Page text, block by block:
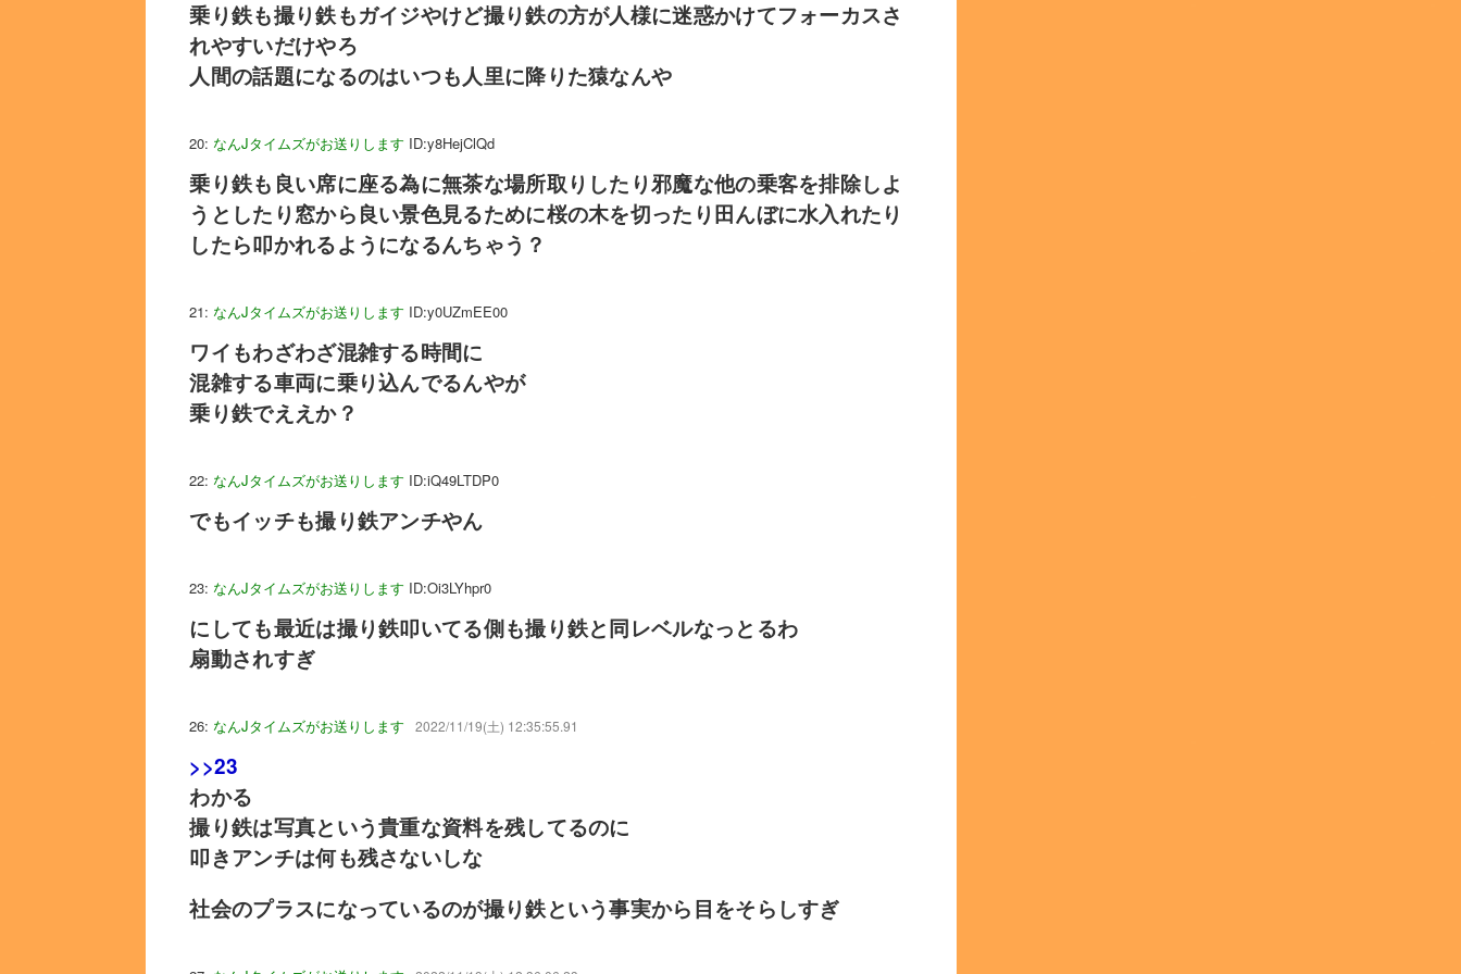
乗り鉄も撮り鉄もガイジやけど撮り鉄の方が人様に迷惑かけてフォーカスさ
れやすいだけやろ
人間の話題になるのはいつも人里に降りた猿なんや
20:なんJタイムズがお送りします ID:y8HejClQd
乗り鉄も良い席に座る為に無茶な場所取りしたり邪魔な他の乗客を排除しよ
うとしたり窓から良い景色見るために桜の木を切ったり田んぼに水入れたり
したら叩かれるようになるんちゃう？
21:なんJタイムズがお送りします ID:y0UZmEE00
ワイもわざわざ混雑する時間に
混雑する車両に乗り込んでるんやが
乗り鉄でええか？
22:なんJタイムズがお送りします ID:iQ49LTDP0
でもイッチも撮り鉄アンチやん
23:なんJタイムズがお送りします ID:Oi3LYhpr0
にしても最近は撮り鉄叩いてる側も撮り鉄と同レベルなっとるわ
扇動されすぎ
26:なんJタイムズがお送りします 2022/11/19(土) 12:35:55.91
>>23
わかる
撮り鉄は写真という貴重な資料を残してるのに
叩きアンチは何も残さないしな
社会のプラスになっているのが撮り鉄という事実から目をそらしすぎ